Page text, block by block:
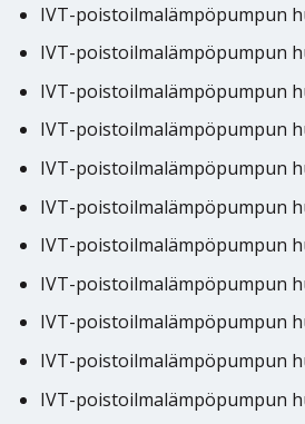
IVT-poistoilmalämpöpumpun
IVT-poistoilmalämpöpumpun
IVT-poistoilmalämpöpumpun
IVT-poistoilmalämpöpumpun
IVT-poistoilmalämpöpumpun
IVT-poistoilmalämpöpumpun
IVT-poistoilmalämpöpumpun
IVT-poistoilmalämpöpumpun
IVT-poistoilmalämpöpumpun
IVT-poistoilmalämpöpumpun
IVT-poistoilmalämpöpumpun